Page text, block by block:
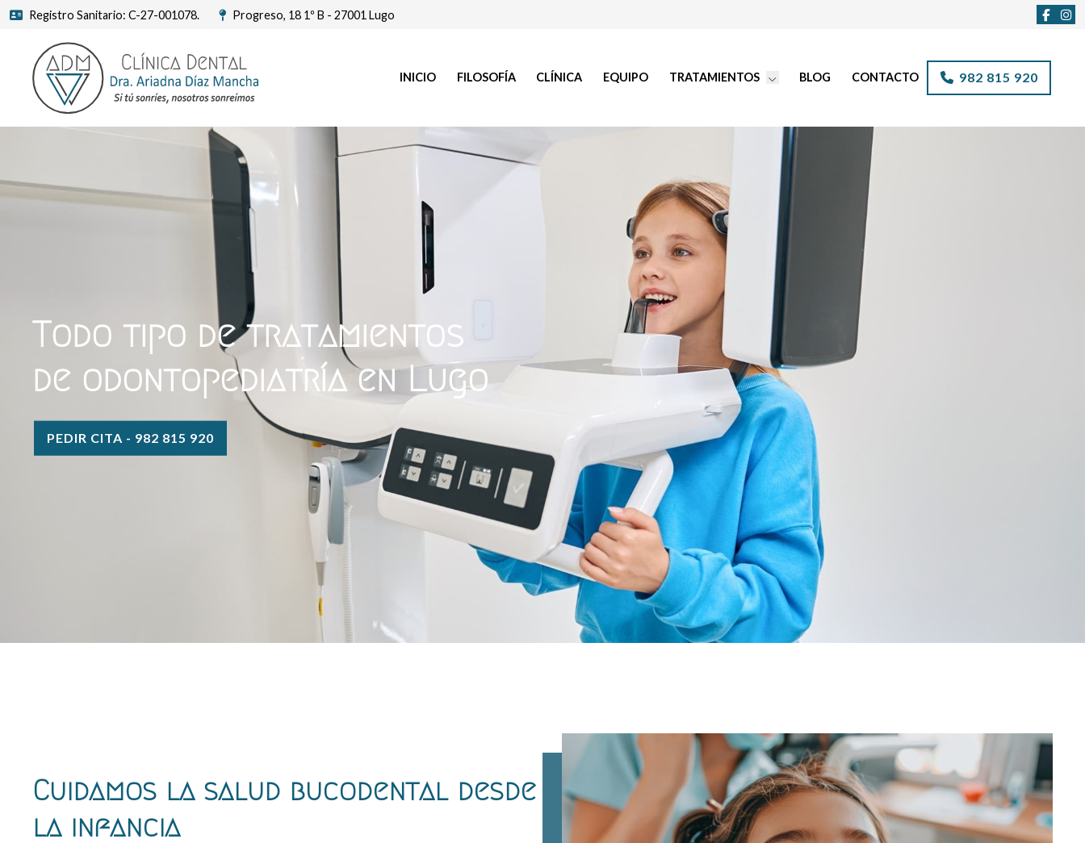
Registro Sanitario: C-27-001078. Progreso, 18 1º B - 27001 Lugo
INICIO FILOSOFÍA CLÍNICA EQUIPO TRATAMIENTOS BLOG CONTACTO 982 815 920
Todo tipo de tratamientos
de odontopediatría en Lugo
PEDIR CITA - 982 815 920
Cuidamos la salud bucodental desde
la infancia